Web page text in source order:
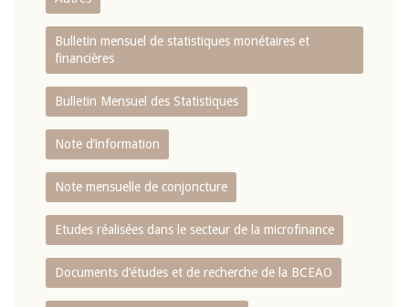
Bulletin mensuel de statistiques monétaires et
financières
Bulletin Mensuel des Statistiques
Note d’information
Note mensuelle de conjoncture
Etudes réalisées dans le secteur de la microfinance
Documents d’études et de recherche de la BCEAO